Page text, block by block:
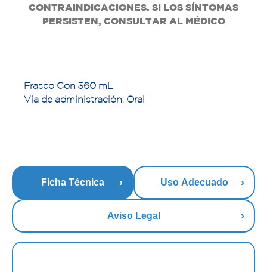
CONTRAINDICACIONES. SI LOS SÍNTOMAS
PERSISTEN, CONSULTAR AL MÉDICO
Frasco Con 360 mL
Vía de administración: Oral
Ficha Técnica Uso Adecuado
Aviso Legal